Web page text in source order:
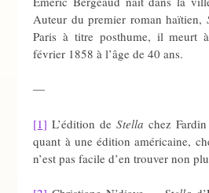
Auteur du premier roman haïtien,
Paris à titre posthume, il meurt
février 1858 à l’âge de 40 ans.
—
[1] L’édition deStellachez
quant à une édition américaine,
n’est pas facile d’en trouver non